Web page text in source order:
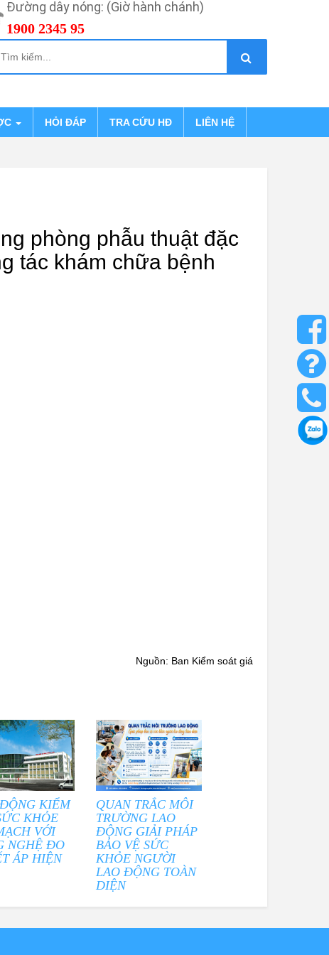
Đường dây nóng: (Giờ hành chánh)
1900 2345 95
HỎI ĐÁP TRA CỨU HĐ LIÊN HỆ
phòng phẫu thuật đặc
tác khám chữa bệnh
Nguồn: Ban Kiểm soát giá
KIỂM
KHỎE
VỚI
NGHỆ ĐO
ÁP HIỆN
QUAN TRẮC MÔI
TRƯỜNG LAO
ĐỘNG GIẢI PHÁP
BẢO VỆ SỨC
KHỎE NGƯỜI
LAO ĐỘNG TOÀN
DIỆN